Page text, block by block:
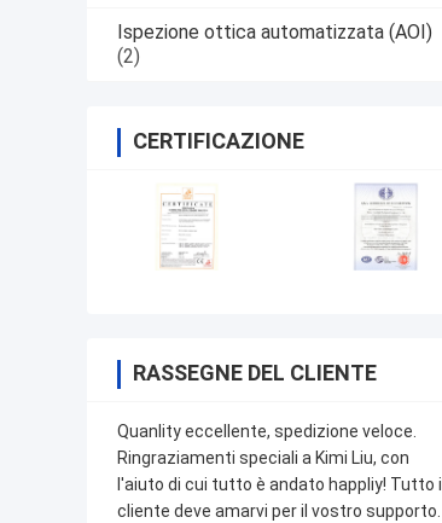
Ispezione ottica automatizzata (AOI)
(2)
CERTIFICAZIONE
RASSEGNE DEL CLIENTE
Quanlity eccellente, spedizione veloce.
Ringraziamenti speciali a Kimi Liu, con
l'aiuto di cui tutto è andato happliy! Tutto il
cliente deve amarvi per il vostro supporto.